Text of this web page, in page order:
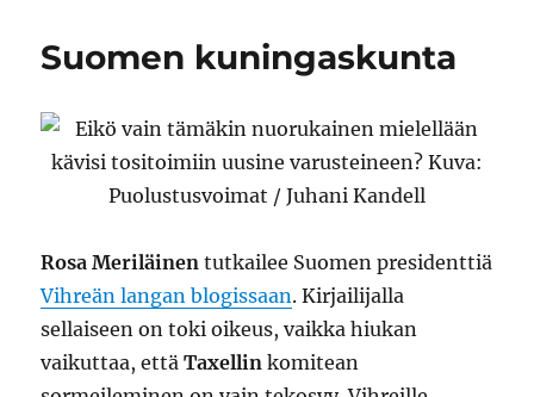
Suomen kuningaskunta
Rosa Meriläinen tutkailee Suomen presidenttiä
Vihreän langan blogissaan. Kirjailijalla
sellaiseen on toki oikeus, vaikka hiukan
vaikuttaa, ettäTaxellin komitean